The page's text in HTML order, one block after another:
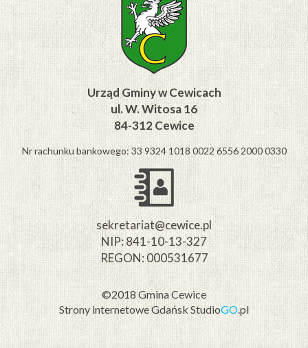
Urząd Gminy w Cewicach
ul. W. Witosa 16
84-312 Cewice
Nr rachunku bankowego: 33 9324 1018 0022 6556 2000 0330
sekretariat@cewice.pl
NIP: 841-10-13-327
REGON: 000531677
©2018 Gmina Cewice
Strony internetowe GdańskStudioGO.pl